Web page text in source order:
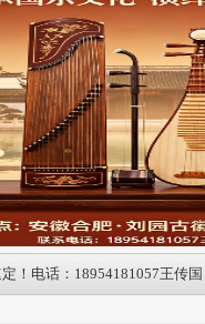
！电话：18954181057王传国